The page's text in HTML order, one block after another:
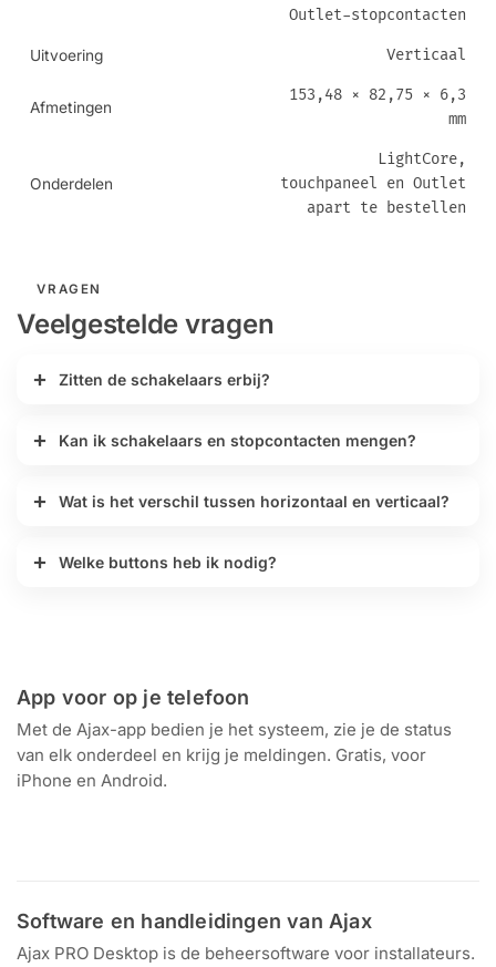
Outlet-stopcontacten
Uitvoering Verticaal
Afmetingen
153,48 × 82,75 × 6,3
mm
Onderdelen
LightCore,
touchpaneel en Outlet
apart te bestellen
VRAGEN
Veelgestelde vragen
Zitten de schakelaars erbij?
Kan ik schakelaars en stopcontacten mengen?
Wat is het verschil tussen horizontaal en verticaal?
Welke buttons heb ik nodig?
App voor op je telefoon
Met de Ajax-app bedien je het systeem, zie je de status
van elk onderdeel en krijg je meldingen. Gratis, voor
iPhone en Android.
Software en handleidingen van Ajax
Ajax PRO Desktop is de beheersoftware voor installateurs.